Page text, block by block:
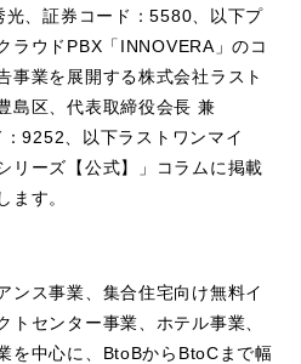
光、証券コード：5580、以下プ
ラウドPBX「INNOVERA」のコ
事業を展開する株式会社ラスト
島区、代表取締役会長 兼
9252、以下ラストワンマイ
リーズ【公式】」コラムに掲載
ます。
ンス事業、集合住宅向け無料イ
トセンター事業、ホテル事業、
を中心に、BtoBからBtoCまで幅